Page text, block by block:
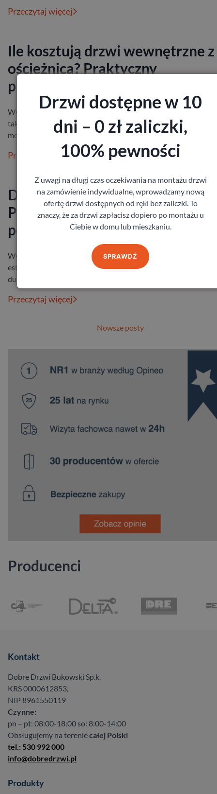
Przeczytaj więcej
Ile kosztują drzwi wewnętrzne z
ościeżnicą? Praktyczny
przewodnik po cenach i
Wybór odpowiednich drzwi może być wyzwaniem, zwłaszcza
tak wielu dostępnych opcjach. Na rynku dostępnych jest
modeli drzwi wewn…
Przeczytaj więcej
Drzwi sosnowe czy dębowe?
Porównanie, które pomoże Ci
podjąć decyzję
Wybór odpowiednich drzwi do domu to decyzja, która wpłynie
estetykę i funkcjonalność nieruchomości. Wśród naszych
dużą popularno…
Przeczytaj więcej
Nowsze posty
Producenci
Kontakt
Dobre Drzwi Bukowski Sp.k.
KRS 0000612853,
NIP 8961550119
Czynne:
pn – pt: 08:00-18:00 so: 8:00-14:00
Obsługujemy na tereniecałej Polski
tel.: 530 992 000
info@dobredrzwi.pl
Produkty
Drzwi dostępne w 10
dni – 0 zł zaliczki,
100% pewności
Z uwagi na długi czas oczekiwania na montażu drzwi
na zamówienie indywidualne, wprowadzamy nową
ofertę drzwi dostępnych od ręki bez zaliczki. To
znaczy, że za drzwi zapłacisz dopiero po montażu u
Ciebie w domu lub mieszkaniu.
SPRAWDŹ